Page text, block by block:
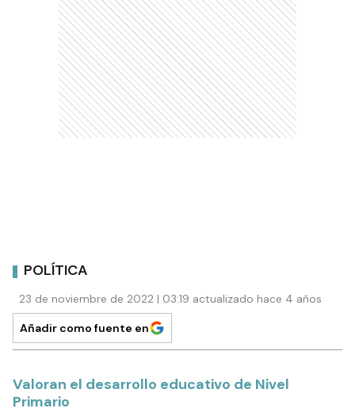
POLÍTICA
23 de noviembre de 2022 | 03:19 actualizado hace 4 años
Añadir como fuente en
Valoran el desarrollo educativo de Nivel
Primario